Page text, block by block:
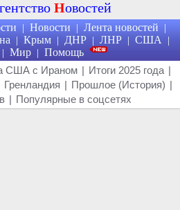
Новостей
| Новости | Лента новостей |
| Крым | ДНР | ЛНР | США |
| Мир | Помощь
США с Ираном | Итоги 2025 года |
Гренландия | Прошлое (История) |
| Популярные в соцсетях